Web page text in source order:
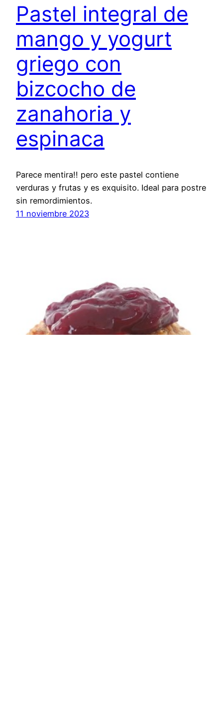
Pastel integral de
mango y yogurt
griego con
bizcocho de
zanahoria y
espinaca
Parece mentira!! pero este pastel contiene
verduras y frutas y es exquisito. Ideal para postre
sin remordimientos.
11 noviembre 2023